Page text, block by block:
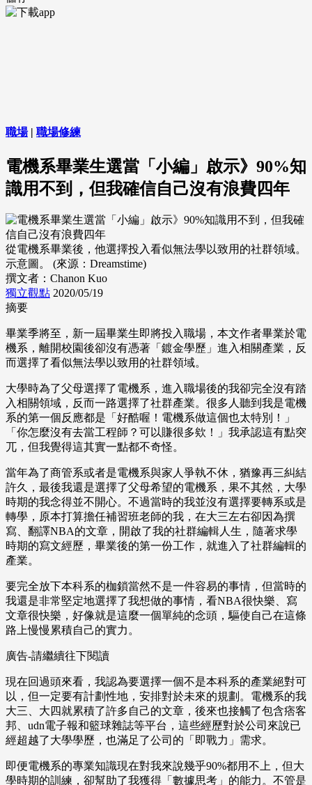
職場| 職場修練
電機系畢業生選當「小編」啟示》90%知
識用不到，但我確信自己沒有浪費四年
從電機系畢業後，他選擇投入看似無法學以致用的社群領域。
示意圖。 (來源：Dreamstime)
撰文者：Chanon Kuo
獨立觀點 2020/05/19
摘要
畢業季將至，新一屆畢業生即將投入職場，本文作者畢業於電
機系，離開校園後卻沒有憑著「鍍金學歷」進入相關產業，反
而選擇了看似無法學以致用的社群領域。
大學時為了父母選擇了電機系，進入職場後的我卻完全沒有踏
入相關領域，反而一路選擇了社群產業。很多人聽到我是電機
系的第一個反應都是「好酷喔！電機系做這個也太特別！」
「你怎麼沒有去當工程師？可以賺很多欸！」我承認這有點突
兀，但我覺得這其實一點都不奇怪。
當年為了商管系或者是電機系與家人爭執不休，猶豫再三糾結
許久，最後我還是選擇了父母希望的電機系，果不其然，大學
時期的我念得並不開心。不過當時的我並沒有選擇要轉系或是
轉學，原本打算擔任補習班老師的我，在大三左右卻因為撰
寫、翻譯NBA的文章，開啟了我的社群編輯人生，隨著求學
時期的寫文經歷，畢業後的第一份工作，就進入了社群編輯的
產業。
要完全放下本科系的枷鎖當然不是一件容易的事情，但當時的
我還是非常堅定地選擇了我想做的事情，看NBA很快樂、寫
文章很快樂，好像就是這麼一個單純的念頭，驅使自己在這條
路上慢慢累積自己的實力。
廣告-請繼續往下閱讀
現在回過頭來看，我認為要選擇一個不是本科系的產業絕對可
以，但一定要有計劃性地，安排對於未來的規劃。電機系的我
大三、大四就累積了許多自己的文章，後來也接觸了包含痞客
邦、udn電子報和籃球雜誌等平台，這些經歷對於公司來說已
經超越了大學學歷，也滿足了公司的「即戰力」需求。
即便電機系的專業知識現在對我來說幾乎90%都用不上，但大
學時期的訓練，卻幫助了我獲得「數據思考」的能力。不管是